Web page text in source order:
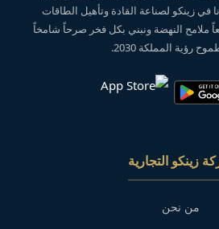
في زينكو لصناعة القادة وتأهيل الطاقات
ملامح النهضة ونبني بكل فخر صرحاً شامخاً
رؤية المملكة 2030.
زينكو التجارية
من نحن